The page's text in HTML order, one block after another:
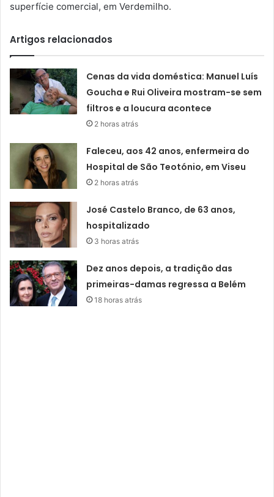
superfície comercial, em Verdemilho.
Artigos relacionados
Cenas da vida doméstica: Manuel Luís
Goucha e Rui Oliveira mostram-se sem
filtros e a loucura acontece
2 horas atrás
Faleceu, aos 42 anos, enfermeira do
Hospital de São Teotónio, em Viseu
2 horas atrás
José Castelo Branco, de 63 anos,
hospitalizado
3 horas atrás
Dez anos depois, a tradição das
primeiras-damas regressa a Belém
18 horas atrás